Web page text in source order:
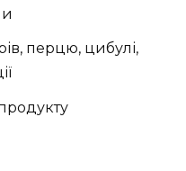
перцю, цибулі,